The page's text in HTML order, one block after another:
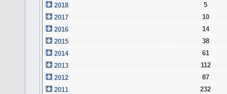
2018
5
2017
10
2016
14
2015
38
2014
61
2013
112
2012
87
2011
232